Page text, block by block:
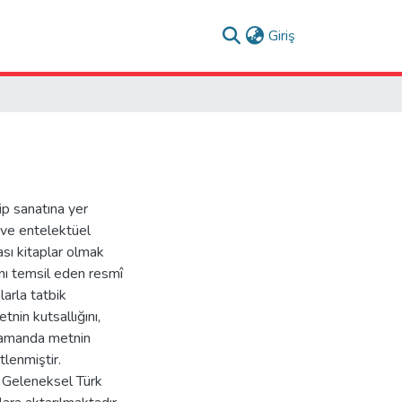
Giriş
sanatına yer
entelektüel
kitaplar olmak
temsil eden resmî
tatbik
kutsallığını,
metnin
Türk